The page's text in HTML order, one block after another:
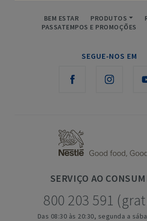
BEM ESTAR PRODUTOS
PASSATEMPOS E PROMOÇÕES
SEGUE-NOS EM
SERVIÇO AO
800 203 591
Das 08:30 às 20:30, segunda a